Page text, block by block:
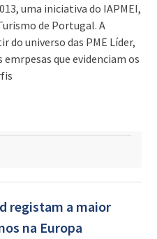
uma iniciativa do IAPMEI,
de Portugal. A
do universo das PME Líder,
que evidenciam os
registam a maior
na Europa